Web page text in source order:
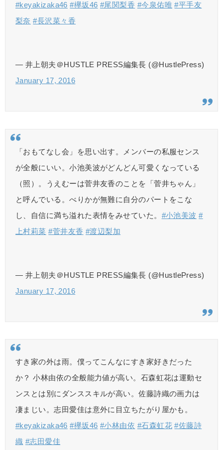
#keyakizaka46 #欅坂46 #尾関梨香 #今泉佑唯 #平手友
梨奈 #長沢菜々香
— 井上朝夫＠HUSTLE PRESS編集長 (@HustlePress)
January 17, 2016
「おもてなし会」を思い出す。メンバーの私服センス
が全般にいい。小池美波がどんどん可愛くなっている
（照）。うえむーは菅井友香のことを「菅井ちゃん」
と呼んでいる。べりかが無難に自分のパートをこな
し、自信に満ち溢れた表情をみせていた。 #小池美波 #
上村莉菜 #菅井友香 #渡辺梨加
— 井上朝夫＠HUSTLE PRESS編集長 (@HustlePress)
January 17, 2016
すき家の外は雨。僕ってこんなにすき家好きだった
か？ 小林由依の全般能力値が高い。石森虹花は運動セ
ンスとは別にダンススキルが高い。佐藤詩織の画力は
凄まじい。志田愛佳は意外に目立ちたがり屋かも。
#keyakizaka46 #欅坂46 #小林由依 #石森虹花 #佐藤詩
織 #志田愛佳